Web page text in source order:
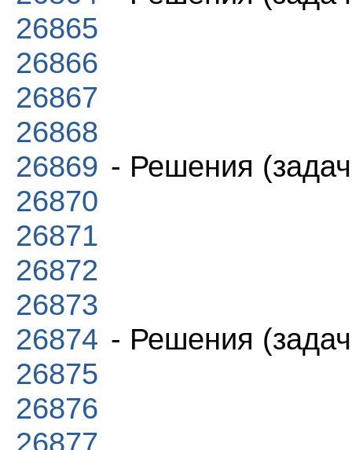
26865
26866
26867
26868
26869 - Решения
26870
26871
26872
26873
26874 - Решения
26875
26876
26877